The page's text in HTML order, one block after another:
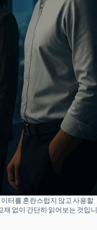
터를 혼란스럽지 않고 사용할
재 없이 간단히 읽어보는 것입니